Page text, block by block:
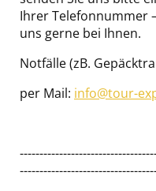
Ihrer Telefonnummer
uns gerne bei Ihnen.
Notfälle (zB.
per Mail: info@tour-